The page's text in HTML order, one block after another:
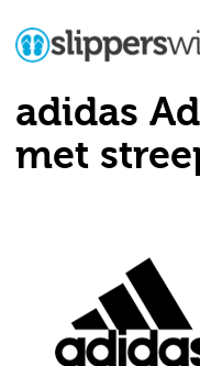
adidas
met